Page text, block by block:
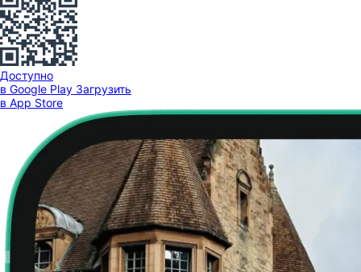
Доступно
в Google Play Загрузить
в App Store